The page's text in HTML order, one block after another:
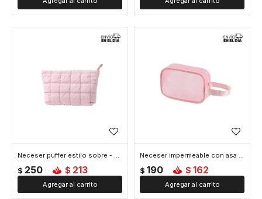
Neceser puffer estilo sobre - Rosado
$ 250 $ 213
Neceser impermeable con asa - 20x12x7cm - Rosado
$ 190 $ 162